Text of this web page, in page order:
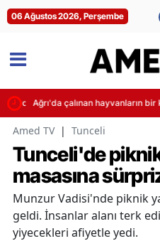
06 Ağustos 2026, Perşembe
Ağrı'da çalınan hayvanların bir
Amed TV | Tunceli
Tunceli'de
masasına
Munzur Vadisi'nde piknik
geldi. İnsanlar alanı terk
yiyecekleri afiyetle yedi.